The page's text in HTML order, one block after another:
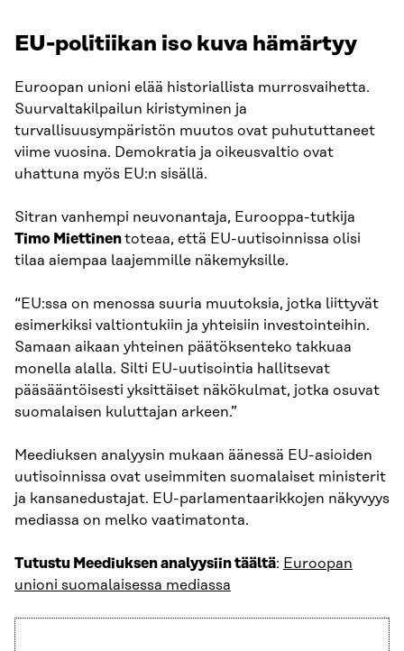
EU-politiikan iso kuva hämärtyy
Euroopan unioni elää historiallista murrosvaihetta.
Suurvaltakilpailun kiristyminen ja
turvallisuusympäristön muutos ovat puhututtaneet
viime vuosina. Demokratia ja oikeusvaltio ovat
uhattuna myös EU:n sisällä.
Sitran vanhempi neuvonantaja, Eurooppa-tutkija
Timo Miettinentoteaa, että EU-uutisoinnissa olisi
tilaa aiempaa laajemmille näkemyksille.
“EU:ssa on menossa suuria muutoksia, jotka liittyvät
esimerkiksi valtiontukiin ja yhteisiin investointeihin.
Samaan aikaan yhteinen päätöksenteko takkuaa
monella alalla. Silti EU-uutisointia hallitsevat
pääsääntöisesti yksittäiset näkökulmat, jotka osuvat
suomalaisen kuluttajan arkeen.”
Meediuksen analyysin mukaan äänessä EU-asioiden
uutisoinnissa ovat useimmiten suomalaiset ministerit
ja kansanedustajat. EU-parlamentaarikkojen näkyvyys
mediassa on melko vaatimatonta.
Tutustu Meediuksen analyysiin täältä: Euroopan
unioni suomalaisessa mediassa